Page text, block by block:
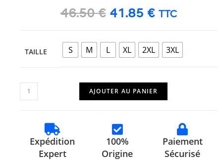
46.50€ 41.85 € TTC
TAILLE S M L XL 2XL 3XL
AJOUTER AU PANIER
Expédition
Expert
100%
Origine
Paiement
Sécurisé